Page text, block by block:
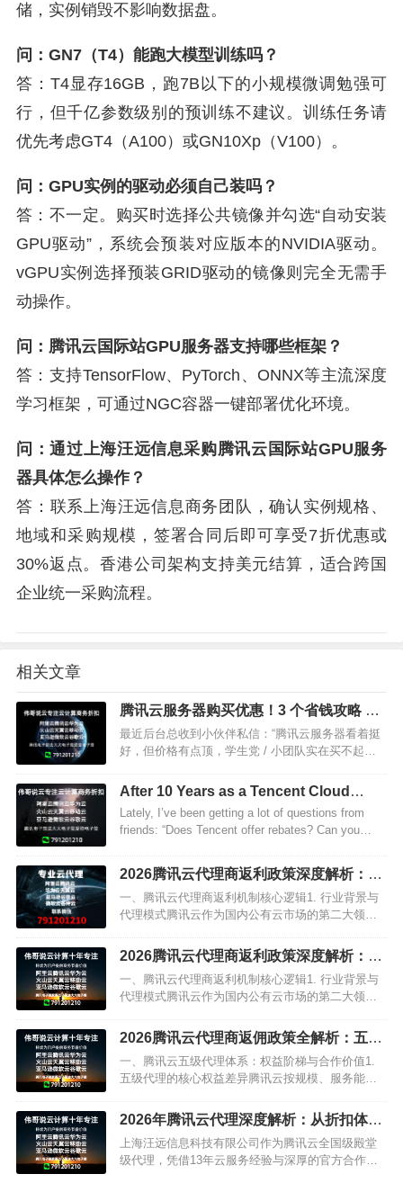
储，实例销毁不影响数据盘。
问：GN7（T4）能跑大模型训练吗？
答：T4显存16GB，跑7B以下的小规模微调勉强可
行，但千亿参数级别的预训练不建议。训练任务请
优先考虑GT4（A100）或GN10Xp（V100）。
问：GPU实例的驱动必须自己装吗？
答：不一定。购买时选择公共镜像并勾选“自动安装
GPU驱动”，系统会预装对应版本的NVIDIA驱动。
vGPU实例选择预装GRID驱动的镜像则完全无需手
动操作。
问：腾讯云国际站GPU服务器支持哪些框架？
答：支持TensorFlow、PyTorch、ONNX等主流深度
学习框架，可通过NGC容器一键部署优化环境。
问：通过上海汪远信息采购腾讯云国际站GPU服务
器具体怎么操作？
答：联系上海汪远信息商务团队，确认实例规格、
地域和采购规模，签署合同后即可享受7折优惠或
30%返点。香港公司架构支持美元结算，适合跨国
企业统一采购流程。
相关文章
腾讯云服务器购买优惠！3 个省钱攻略 + 1
个安全真相，新手必看！
最近后台总收到小伙伴私信：“腾讯云服务器看着挺
好，但价格有点顶，学生党 / 小团队实在买不起咋
不光有省钱攻略，还会扒一扒大家最关心的安全问
After 10 Years as a Tencent Cloud
Agent, Let Me Talk About Rebates
Lately, I’ve been getting a lot of questions from
friends: “Does Tencent offer rebates? Can you…
2026腾讯云代理商返利政策深度解析：头
部代理合作指南与成本优化策略
一、腾讯云代理商返利机制核心逻辑1. 行业背景与
代理模式腾讯云作为国内公有云市场的第二大领导
额），采用渠道商代理模式拓展市场。代理商负…
2026腾讯云代理商返利政策深度解析：头
部代理合作指南与成本优化策略
一、腾讯云代理商返利机制核心逻辑1. 行业背景与
代理模式腾讯云作为国内公有云市场的第二大领导
额），采用渠道商代理模式拓展市场。代理商负…
2026腾讯云代理商返佣政策全解析：五级
代理体系与企业上云成本优化指南
一、腾讯云五级代理体系：权益阶梯与合作价值1.
五级代理的核心权益差异腾讯云按规模、服务能力
系，各级权益呈现显著阶梯差：•标准级代理：入门
门槛最低，仅能提供基…
2026年腾讯云代理深度解析：从折扣体系
到最优合作策略
上海汪远信息科技有限公司作为腾讯云全国级殿堂
级代理，凭借13年云服务经验与深厚的官方合作关